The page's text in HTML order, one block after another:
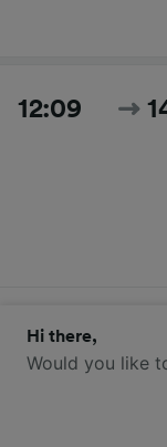
12:09
Hi there,
Would you like